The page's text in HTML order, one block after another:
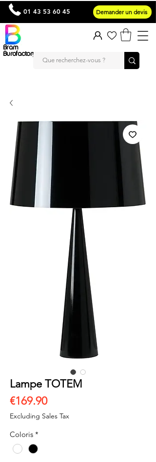
Bram
Burofactory
01 43 53 60 45 Demander un devis
Lampe TOTEM
€169.90Price
Excluding Sales Tax
Coloris *